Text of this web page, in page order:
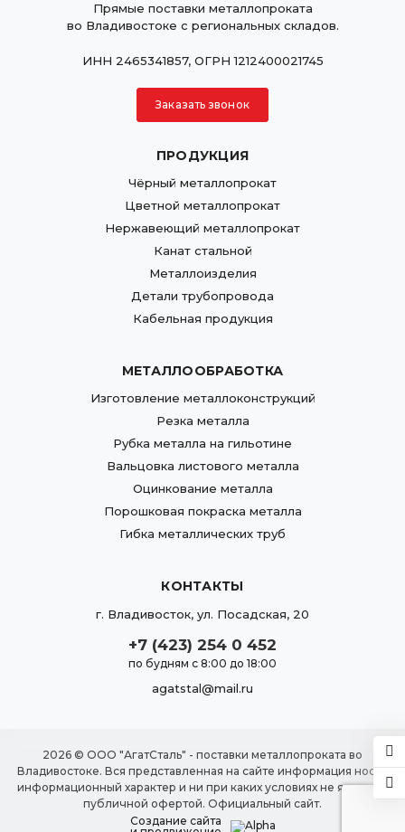
Прямые поставки металлопроката
во Владивостоке с региональных складов.
ИНН 2465341857, ОГРН 1212400021745
Заказать звонок
ПРОДУКЦИЯ
Чёрный металлопрокат
Цветной металлопрокат
Нержавеющий металлопрокат
Канат стальной
Металлоизделия
Детали трубопровода
Кабельная продукция
МЕТАЛЛООБРАБОТКА
Изготовление металлоконструкций
Резка металла
Рубка металла на гильотине
Вальцовка листового металла
Оцинкование металла
Порошковая покраска металла
Гибка металлических труб
КОНТАКТЫ
г. Владивосток, ул. Посадская, 20
+7 (423) 254 0 452
по будням с 8:00 до 18:00
agatstal@mail.ru
2026 © ООО "АгатСталь" - поставки металлопроката во
Владивостоке. Вся представленная на сайте информация носит
информационный характер и ни при каких условиях не является
публичной офертой. Официальный сайт.
Создание сайта